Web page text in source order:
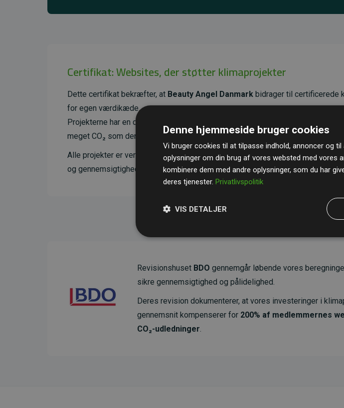
Certifikat: Websites, der støtter klimaprojekter
Dette certifikat bekræfter, at Beauty Angel Danmark bidrager til certificerede
for egen værdikæde.
Projekterne har en dokumenteret CO₂-reducerende effekt, som i gennemsnit
meget CO₂ som den estimerede udledning fra hjemmesiden.
Alle projekter er verificeret gennemGold Standard– en international ordning,
og gennemsigtighed i klimainvesteringer. Du kan læse mere om de konkrete
Revisionshuset BDO gennemgår løbende vores
sikre gennemsigtighed og pålidelighed.
Deres revision dokumenterer, at vores investeringer i
gennemsnit kompenserer for 200% af medlemmernes
CO₂-udledninger.
Denne hjemmeside bruger cookies
Vi bruger cookies til at tilpasse indhold, annoncer og
oplysninger om din brug af vores websted med vores
kombinere dem med andre oplysninger, som du har
deres tjenester. Privatlivspolitik
VIS DETALJER